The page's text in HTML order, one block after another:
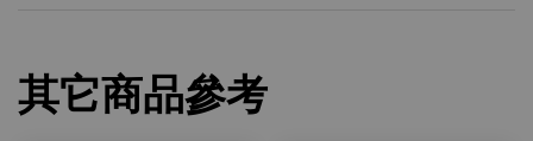
其它商品參考